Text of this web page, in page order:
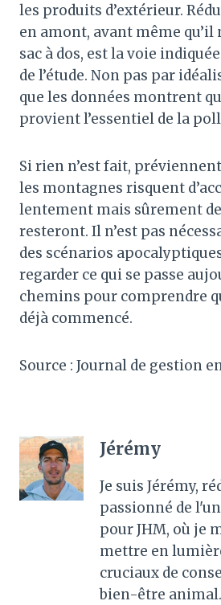
les produits d’extérieur.
en amont, avant même qu’il
sac à dos, est la voie
de l’étude. Non pas par
que les données montrent
provient l’essentiel de la
Si rien n’est fait,
les montagnes risquent
lentement mais sûrement
resteront. Il n’est pas
des scénarios
regarder ce qui se passe
chemins pour comprendre
déjà commencé.
Source : Journal de gestion
Jérémy
Je suis Jérémy,
passionné de
pour JHM, où je
mettre en
cruciaux de
bien-être animal.